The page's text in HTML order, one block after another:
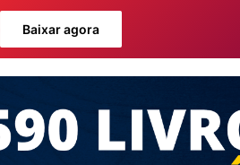
Baixar agora